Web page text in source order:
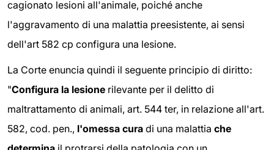
cagionato lesioni all'animale, poiché anche
l'aggravamento di una malattia preesistente, ai sensi
dell'art 582 cp configura una lesione.
La Corte enuncia quindi il seguente principio di diritto:
"Configura la lesione rilevante per il delitto di
maltrattamento di animali, art. 544 ter, in relazione all'art.
582, cod. pen., l'omessa cura di una malattia che